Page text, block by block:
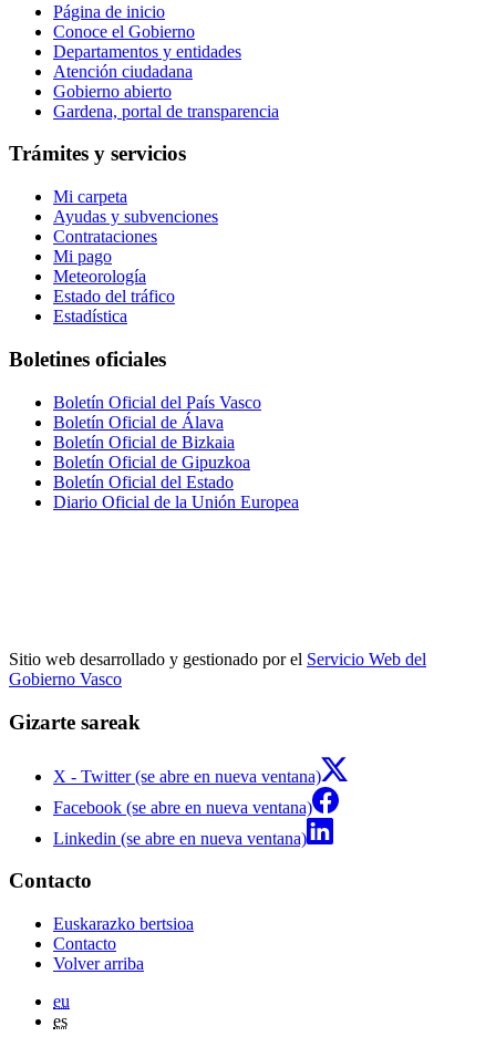
Página de inicio
Conoce el Gobierno
Departamentos y entidades
Atención ciudadana
Gobierno abierto
Gardena, portal de transparencia
Trámites y servicios
Mi carpeta
Ayudas y subvenciones
Contrataciones
Mi pago
Meteorología
Estado del tráfico
Estadística
Boletines oficiales
Boletín Oficial del País Vasco
Boletín Oficial de Álava
Boletín Oficial de Bizkaia
Boletín Oficial de Gipuzkoa
Boletín Oficial del Estado
Diario Oficial de la Unión Europea
Sitio web desarrollado y gestionado por el Servicio Web del
Gobierno Vasco
Gizarte sareak
X - Twitter (se abre en nueva ventana)
Facebook (se abre en nueva ventana)
Linkedin (se abre en nueva ventana)
Contacto
Euskarazko bertsioa
Contacto
Volver arriba
eu
es